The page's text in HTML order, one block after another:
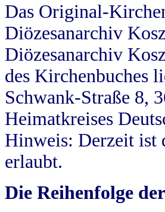
Das Original-
Diözesanarchiv
Diözesanarchiv
des Kirchenbuches
Schwank-Straße 8,
Heimatkreises
Hinweis: Derzeit ist
erlaubt.
Die Reihenfolge